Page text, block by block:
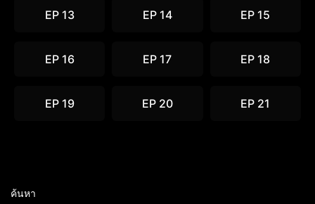
EP 13 EP 14 EP 15
EP 16 EP 17 EP 18
EP 19 EP 20 EP 21
ค้นหา